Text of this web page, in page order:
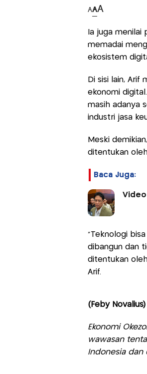
AAA
Ia juga
memadai
ekosistem
Di sisi lain,
ekonomi
masih adanya
industri jasa
Meski
ditentukan
Baca Juga:
Video
"Teknologi
dibangun dan
ditentukan
Arif.
(Feby Novalius)
Ekonomi
wawasan
Indonesia dan